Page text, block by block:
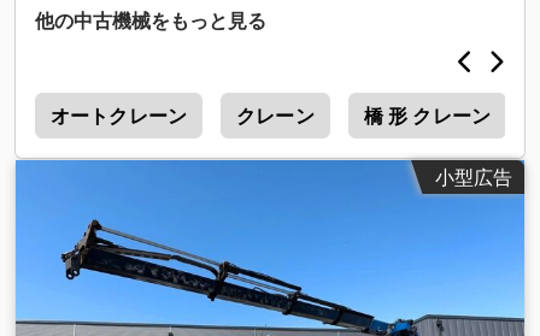
mm, 荷室幅:2,450 mm, 荷室高:
ABS（アンチロック・ブレーキ・システム）, クレーン
他の中古機械をもっと見る
オートクレーン クレーン 橋 形 クレーン
小型広告